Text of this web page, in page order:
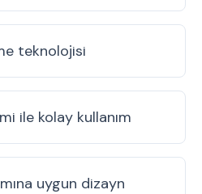
teknolojisi
ile kolay kullanım
uygun dizayn